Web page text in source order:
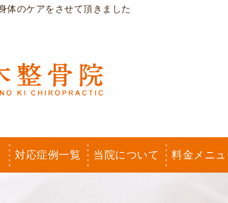
体のケアをさせて頂きました
対応症例一覧 当院について 料金メニュ